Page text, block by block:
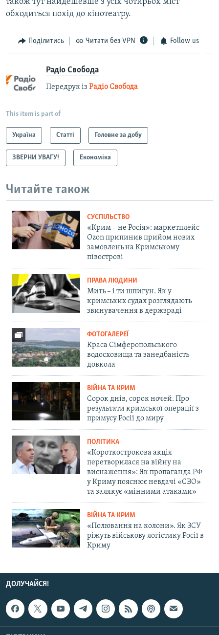
обходиться похід до кінотеатру.
Поділитись Читати без VPN Follow us
Радіо Свобода
Передрук із Радіо Свобода
This item is part of
Україна Статті Головне за добу
ЗВЕРНИ УВАГУ! Економіка
Читайте також
СУСПІЛЬСТВО
«Крим – не Росія»: маркетплейс
Ozon припинив прийом нових
замовлень на Кримському
півострові
ПРАВА ЛЮДИНИ
Мить – і ти шпигун. Як у
кримських судах розглядають
звинувачення в держзраді
ФОТОГАЛЕРЕЇ
Краса Сімферопольського
водосховища та занедбаність
довкола
ВІЙНА ТА КРИМ
Сорок днів, сорок ночей. Про
результати кримської операції з
примусу Росії до миру
ПОЛІТИКА
«Короткострокова акція
перетворилася на війну на
виснаження»: Як пропаганда РФ
у Криму пояснює невдачі «СВО»
та залякує «мінними атаками»
ВІЙНА ТА КРИМ
«Полювання на колони». Як ЗСУ
ріжуть військову логістику Росії в
Криму
ДОЛУЧАЙСЯ!